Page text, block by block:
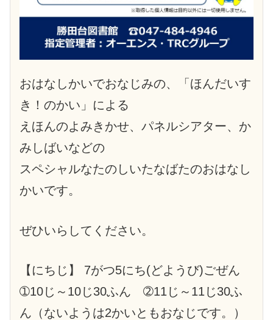
おはなしかいでおなじみの、「ほんだいす
き！のかい」による
えほんのよみきかせ、パネルシアター、か
みしばいなどの
スペシャルなたのしいたなばたのおはなし
かいです。
ぜひいらしてください。
【にちじ】 7がつ5にち(どようび)ごぜん
➀10じ～10じ30ふん ➁11じ～11じ30ふ
ん（ないようは2かいともおなじです。）